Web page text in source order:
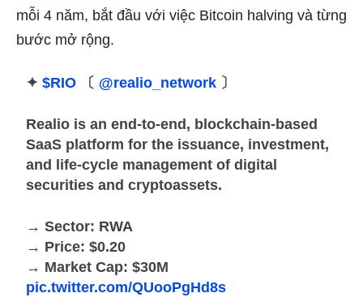
mỗi 4 năm, bắt đầu với việc Bitcoin halving và từng
bước mở rộng.
✦$RIO 〔 @realio_network 〕
Realio is an end-to-end, blockchain-based
SaaS platform for the issuance, investment,
and life-cycle management of digital
securities and cryptoassets.
→ Sector: RWA
→ Price: $0.20
→ Market Cap: $30M
pic.twitter.com/QUooPgHd8s